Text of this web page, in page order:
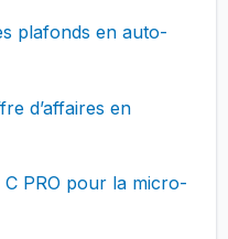
plafonds en auto-
d’affaires en
PRO pour la micro-